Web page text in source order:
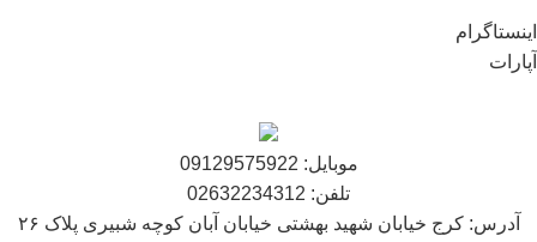
اینستاگرام
آپارات
موبایل: 09129575922
تلفن: 02632234312
آدرس: کرج خیابان شهید بهشتی خیابان آبان کوچه شبیری پلاک ۲۶